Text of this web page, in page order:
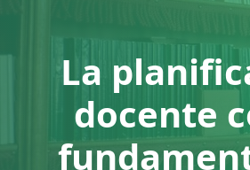
La
docente